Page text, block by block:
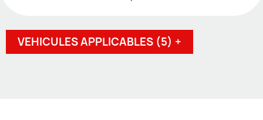
VEHICULES APPLICABLES (5) +